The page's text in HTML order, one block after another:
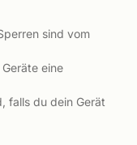
sind vom
eine
falls du dein Gerät